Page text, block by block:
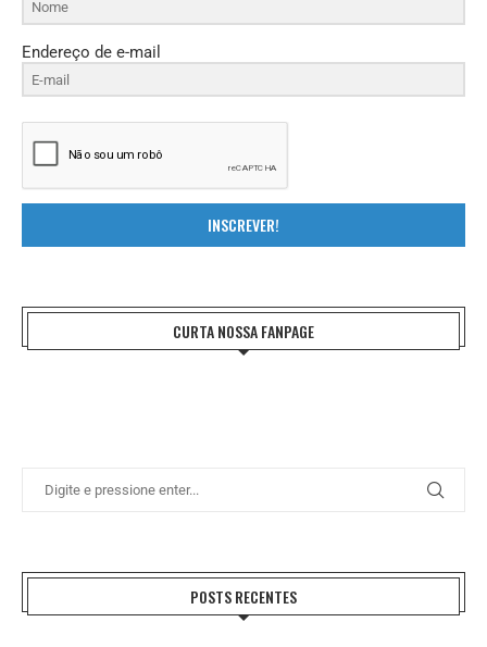
Endereço de e-mail
INSCREVER!
CURTA NOSSA FANPAGE
POSTS RECENTES